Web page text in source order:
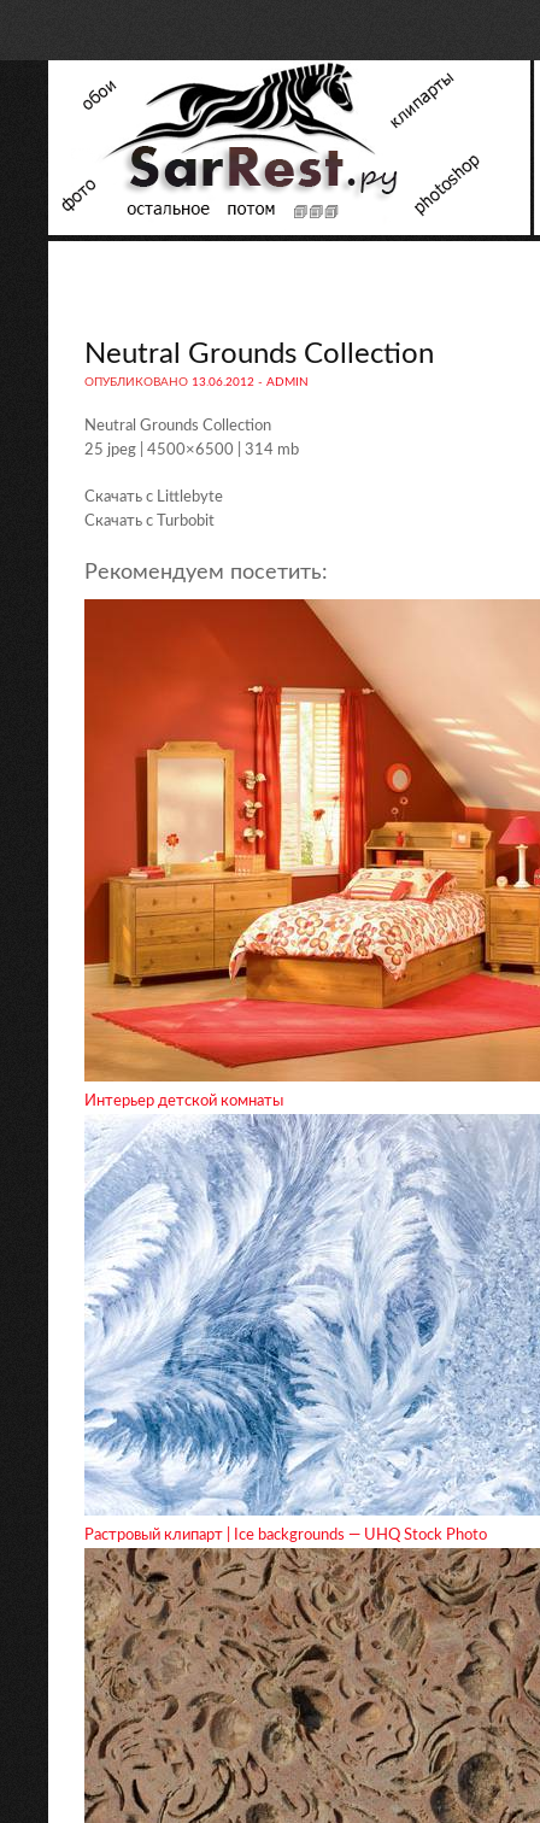
Neutral Grounds Collection
ОПУБЛИКОВАНО 13.06.2012 - ADMIN
Neutral Grounds Collection
25 jpeg | 4500×6500 | 314 mb
Скачать с Littlebyte
Скачать с Turbobit
Рекомендуем посетить:
Интерьер детской комнаты
Растровый клипарт | Ice backgrounds — UHQ Stock Photo